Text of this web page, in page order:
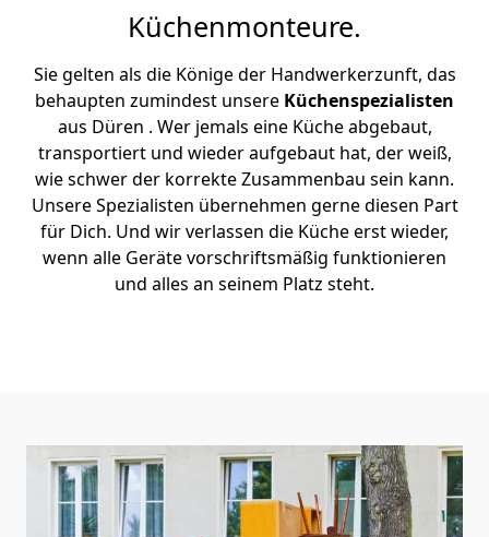
Küchenmonteure.
Sie gelten als die Könige der Handwerkerzunft, das
behaupten zumindest unsere Küchenspezialisten
aus Düren . Wer jemals eine Küche abgebaut,
transportiert und wieder aufgebaut hat, der weiß,
wie schwer der korrekte Zusammenbau sein kann.
Unsere Spezialisten übernehmen gerne diesen Part
für Dich. Und wir verlassen die Küche erst wieder,
wenn alle Geräte vorschriftsmäßig funktionieren
und alles an seinem Platz steht.